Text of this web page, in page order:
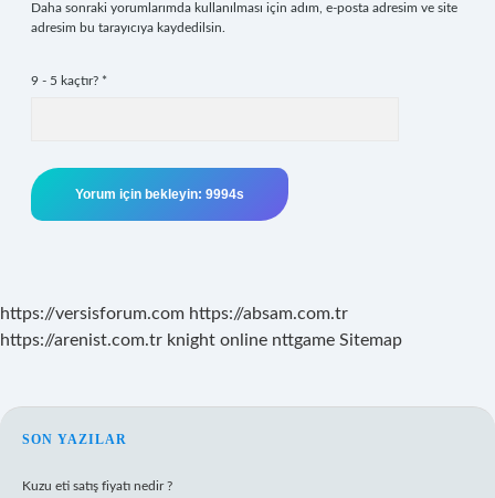
Daha sonraki yorumlarımda kullanılması için adım, e-posta adresim ve site
adresim bu tarayıcıya kaydedilsin.
9 - 5 kaçtır? *
https://versisforum.com https://absam.com.tr
https://arenist.com.tr knight online nttgame Sitemap
SIDEBAR
SON YAZILAR
Kuzu eti satış fiyatı nedir ?